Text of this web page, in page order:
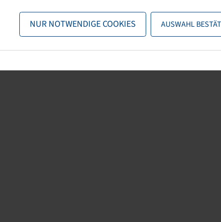
NUR NOTWENDIGE COOKIES AUSWAHL
nun entweder
, die Suchfunktionen des
direkt kontaktieren.